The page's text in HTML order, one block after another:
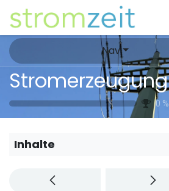
Zum Inhalt springen
Nav
Stromerzeugung
0 %
Inhalte